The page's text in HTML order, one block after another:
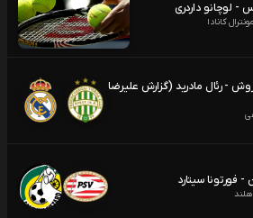
- لوچانو داردری
- رئال مادرید (گزارش علیرضا
فورتونا سیتارد